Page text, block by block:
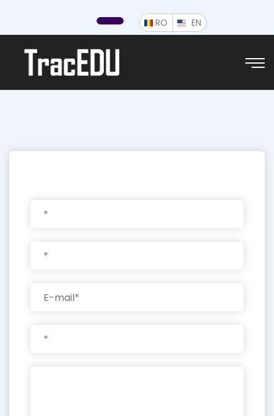
RO ROMÂNĂ
EN ENGLISH